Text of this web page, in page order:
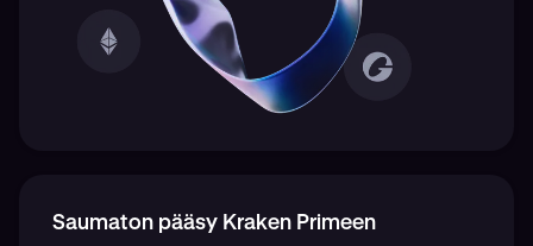
Saumaton pääsy Kraken Primeen